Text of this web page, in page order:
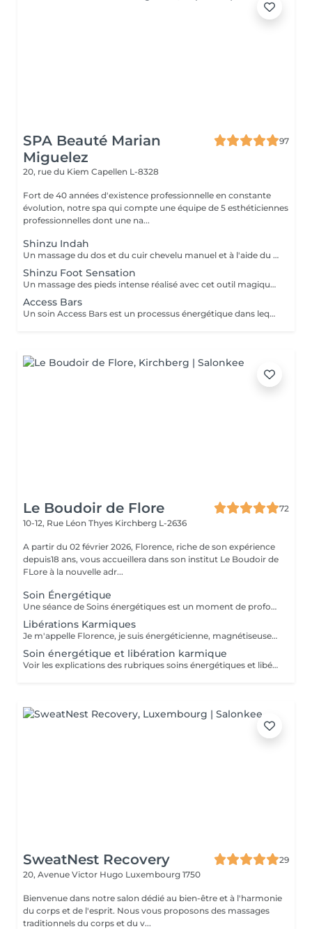
SPA Beauté Marian
Miguelez
97
20, rue du Kiem Capellen L-8328
Fort de 40 années d'existence professionnelle en constante
évolution, notre spa qui compte une équipe de 5 esthéticiennes
professionnelles dont une na...
Shinzu Indah
Un massage du dos et du cuir chevelu manuel et à l'aide du Rama, cet outil en métal kansa parfaitement adapté au travail des méridiens, des mémoires, des blocages émotionnels du dos. Pour une détente profonde et un véritable reset sur le plan émotionnel!
Shinzu Foot Sensation
Un massage des pieds intense réalisé avec cet outil magique qu'est le Kansa (métal guérisseur de l'Inde) et aux nombreux bienfaits : - Favorise la circulation des énergies. - Harmonisation des énergies par la stimulation des différentes zones du pied correspondant à chaque organe du corps. - Soulage les articulations. - Soulage les sensations de pesanteur. - Favorise la relaxation. - Favorise l'équilibre nerveux. L'énergie dans l'approche Ayurvédique (points Marma) combinée avec la lithothérapie, sera activée pour l'ancrage, la connexion avec la Terre et Soi Même, l'Harmonie de l'être et l'Équilibre au quotidien et dont les bienfaits se prolongent dans le temps !
Access Bars
Un soin Access Bars est un processus énergétique dans lequel le praticien active par un toucher doux, sans massage, 32 points situés sur le crâne. Ces 32 points activent des connexions électromagnétiques appelées « barres ». Celles-ci contiennent vos programmes, c'est à dire toutes les pensées, idées, croyances, considérations, attitudes et états émotionnels stockés que vous avez accumulés et qui vous limitent dans différents domaines. Une séance BARS va diminuer le stress et va détruire ce qui est verrouillé dans votre inconscient qui vous empêche de croire que vous pouvez choisir la vie que vous souhaitez.
Le Boudoir de Flore
72
10-12, Rue Léon Thyes Kirchberg L-2636
A partir du 02 février 2026, Florence, riche de son expérience
depuis18 ans, vous accueillera dans son institut Le Boudoir de
FLore à la nouvelle adr...
Soin Énergétique
Une séance de Soins énergétiques est un moment de profond bien-être et de lâcher-prise, un moment précieux pour vous reconnecter avec vous-même. L'harmonisation énergétique permet de prendre soin de soi sans être envahi par le mental et les émotions, de libérer les blocages et mémoires du passé, de (re)trouver pleinement son potentiel d'énergie, sa force vitale et créatrice, de s'aimer et s'accepter et enfin, vivre l'amour inconditionnel, d'être en paix avec soi même et de ressentir centrage et légèreté. Les soins énergétiques que je pratique nettoient les différents corps énergétiques (physique, émotionnel, mental, spirituel) et visent à dissoudre les blocages et les croyances limitantes qui nous empêchent d'avancer positivement dans la vie. Avant tout travail énergétique, quelle que soit la méthode holistique, il est important de procéder à un diagnostic énergétique de la personne. A qui s'adresse le soin énergétique ? Ils peuvent être réalisés sur tout le monde, à tous âges, quelques soient les antécédents, les maladies et les traitements en cours. Les Soins Energétiques ne présentent pas de contre-indication, prévoir juste un temps de repos après une séance. A noter que ces thérapies ne remplacent pas, en aucun cas, la médecine conventionnelle. Mon approche énergétique est dépouillée de toute attache religieuse et ne demande pas au consultant de cheminement spirituel particulier. NB : chaque minute additionnelle au temps prévu sera facturée 1€. Merci. Pour une première expérience, choisissez la séance de 75 mn.
Libérations Karmiques
Je m'appelle Florence, je suis énergéticienne, magnétiseuse, passeuse d'âme, karmathérapeute et médium clairaudiente et clairvoyante. Les soins karmiques que je propose sont des soins énergétiques qui vont essentiellement travailler sur votre structure énergétique reliée à votre vie actuelle afin de libérer et nettoyer les empreintes de ces mémoires ancestrales négatives. Les soins karmiques et transgénérationnels consistent à aller libérer des mémoires, des blessures et blocages issus de nos vies antérieures dont votre structure énergétique porte encore l'empreinte. Certaines de ces mémoires douloureuses se rattachent directement à votre âme, d'autres sont associées à votre famille, dans ce cas nous parlons de mémoires transgénérationnelles. Lorsque je travaille sur des mémoires karmiques, grâce à la médiumnité, je peux retracer vos vies antérieures et voir précisément les blocages, les blessures, les émotions négatives liés à vos problèmes actuels. Vous allez vivre des moments de partage, et vous sentirez cette libération karmique par des sensations d'apaisement et de soulagement. Je conseille de faire dans un premier temps le soin énergétique et ensuite le soin libération karmique. Voter traitement en sera beaucoup plus efficace Vous allez prendre conscience pour quelles raisons vous êtes attiré par certains lieux, certaines personnalités etc. Cela donnera l'explication également sur vos comportements, vos préférences, vos craintes. NB : pour chaque minute additionnelle au temps prévu sera facturée 1€. Merci
Soin énergétique et libération karmique
Voir les explications des rubriques soins énergétiques et libérations karmiques. Pour chaque minute additionnelle au temps prévu, 1€ sera facturé. Merci de votre compréhension.
SweatNest Recovery
29
20, Avenue Victor Hugo Luxembourg 1750
Bienvenue dans notre salon dédié au bien-être et à l'harmonie
du corps et de l'esprit. Nous vous proposons des massages
traditionnels du corps et du v...